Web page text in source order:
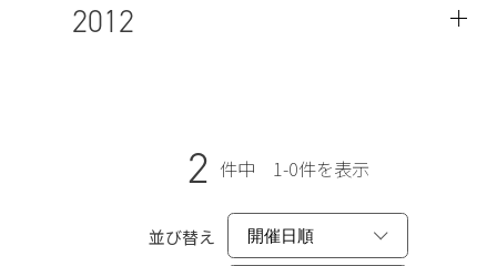
2012
2 件中 1-0件を表示
並び替え